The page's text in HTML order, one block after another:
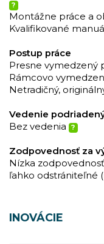
?
Montážne práce a
Kvalifikované
Postup práce
Presne vymedzený
Rámcovo
Netradičný,
Vedenie
Bez vedenia
?
Zodpovednosť za
Nízka
ľahko odstrániteľné
INOVÁCIE